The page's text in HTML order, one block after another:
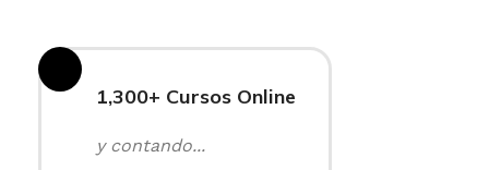
1,300+ Cursos Online
y contando...